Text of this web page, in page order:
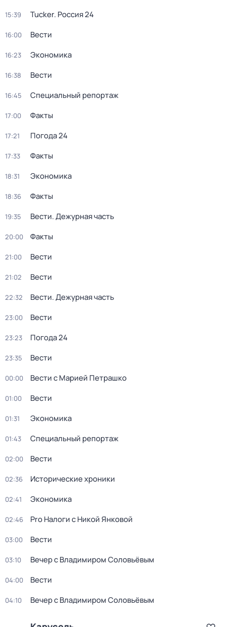
15:39 Tucker. Россия 24
16:00 Вести
16:23 Экономика
16:38 Вести
16:45 Специальный репортаж
17:00 Факты
17:21 Погода 24
17:33 Факты
18:31 Экономика
18:36 Факты
19:35 Вести. Дежурная часть
20:00 Факты
21:00 Вести
21:02 Вести
22:32 Вести. Дежурная часть
23:00 Вести
23:23 Погода 24
23:35 Вести
00:00 Вести с Марией Петрашко
01:00 Вести
01:31 Экономика
01:43 Специальный репортаж
02:00 Вести
02:36 Исторические хроники
02:41 Экономика
02:46 Pro Налоги с Никой Янковой
03:00 Вести
03:10 Вечер с Владимиром Соловьёвым
04:00 Вести
04:10 Вечер с Владимиром Соловьёвым